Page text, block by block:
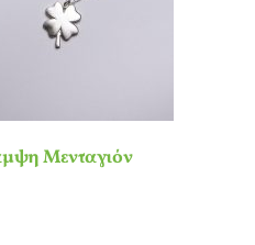
Μενταγιόν